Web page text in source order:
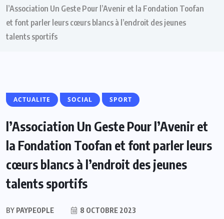
l’Association Un Geste Pour l’Avenir et la Fondation Toofan
et font parler leurs cœurs blancs à l’endroit des jeunes
talents sportifs
ACTUALITE SOCIAL SPORT
l’Association Un Geste Pour l’Avenir et
la Fondation Toofan et font parler leurs
cœurs blancs à l’endroit des jeunes
talents sportifs
BY PAYPEOPLE
8 OCTOBRE 2023